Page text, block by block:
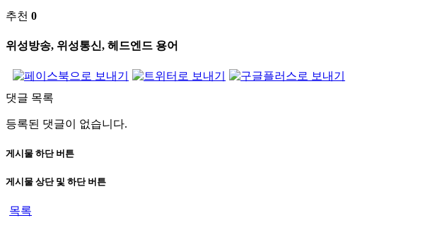
추천 0
위성방송, 위성통신, 헤드엔드 용어
댓글 목록
등록된 댓글이 없습니다.
게시물 하단 버튼
게시물 상단 및 하단 버튼
목록